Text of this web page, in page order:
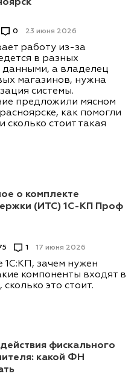
23 июня 2026
0
работу из-за
в разных
данными, а владелец
магазинов, нужна
системы.
предложили мясном
как помогли
стоит такая
о комплекте
(ИТС) 1С-КП Проф
17 июня 2026
1
1С:КП, зачем нужен
компоненты входят в
это стоит.
фискального
какой ФН